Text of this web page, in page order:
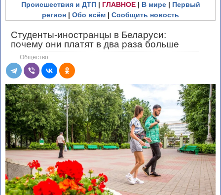
Происшествия и ДТП| ГЛАВНОЕ| В мире| Первый
регион | Обо всём | Сообщить новость
Студенты-иностранцы в Беларуси:
почему они платят в два раза больше
Общество